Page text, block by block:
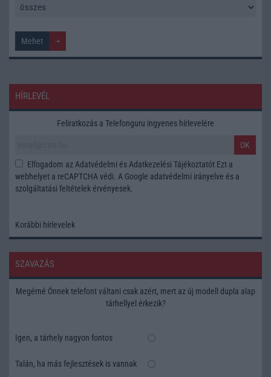
HÍRLEVÉL
Feliratkozás a Telefonguru ingyenes hírlevelére
OK
Elfogadom az Adatvédelmi és Adatkezelési Tájékoztatót Ezt a
webhelyet a reCAPTCHA védi. A Google adatvédelmi irányelve és a
szolgáltatási feltételek érvényesek.
Korábbi hírlevelek
SZAVAZÁS
Megérné Önnek telefont váltani csak azért, mert az új modell dupla alap
tárhellyel érkezik?
Igen, a tárhely nagyon fontos
Talán, ha más fejlesztések is vannak